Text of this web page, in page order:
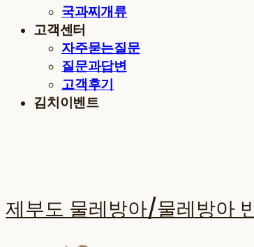
국과찌개류
고객센터
자주묻는질문
질문과답변
고객후기
김치이벤트
제부도 물레방아/물레방아